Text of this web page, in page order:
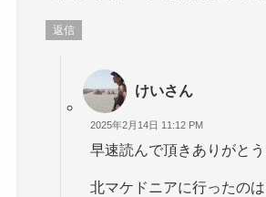
返信
けいさん
2025年2月14日 11:12 PM
早速読んで頂きありがとう
北マケドニアに行ったの